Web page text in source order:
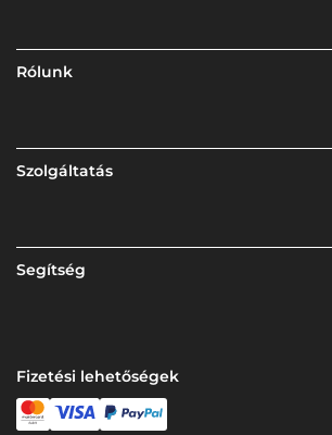
Rólunk
Szolgáltatás
Segítség
Fizetési lehetőségek